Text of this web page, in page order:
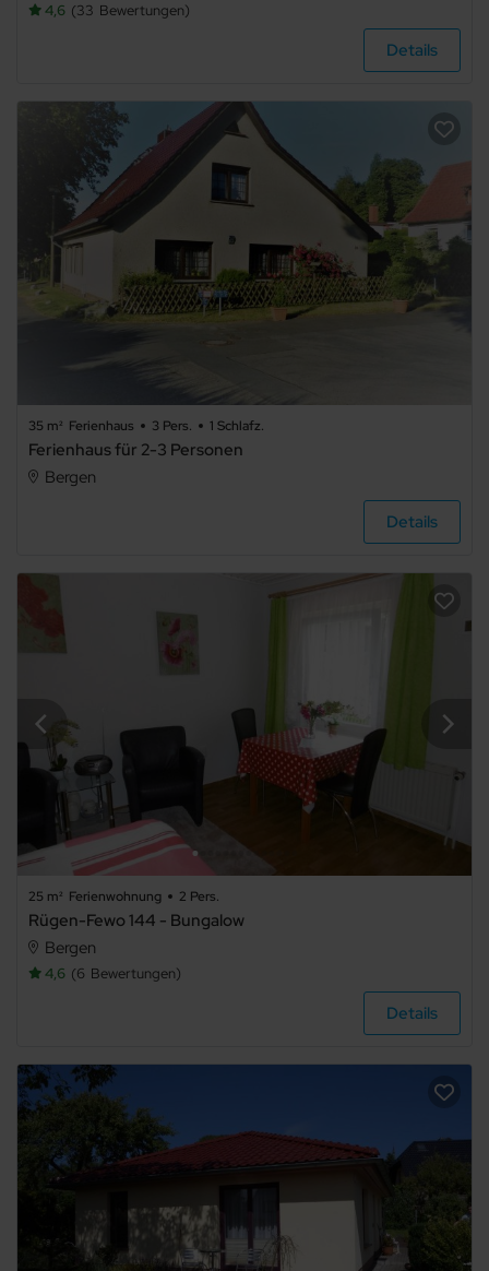
4,6 33 Bewertungen
Details
35 m² Ferienhaus 3 Pers. 1 Schlafz.
Ferienhaus für 2-3 Personen
Bergen
Details
25 m² Ferienwohnung 2 Pers.
Rügen-Fewo 144 - Bungalow
Bergen
4,6 6 Bewertungen
Details